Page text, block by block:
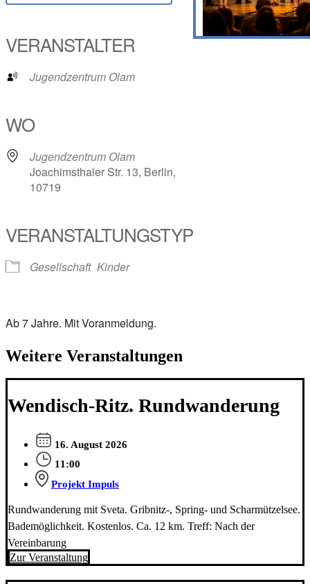
Outlook Live
VERANSTALTER
Jugendzentrum Olam
WO
Jugendzentrum Olam
Joachimsthaler Str. 13, Berlin,
10719
VERANSTALTUNGSTYP
Gesellschaft Kinder
Ab 7 Jahre. Mit Voranmeldung.
Weitere Veranstaltungen
Wendisch-Ritz. Rundwanderung
16. August 2026
11:00
Projekt Impuls
Rundwanderung mit Sveta. Gribnitz-, Spring- und Scharmützelsee.
Bademöglichkeit. Kostenlos. Ca. 12 km. Treff: Nach der
Vereinbarung
Zur Veranstaltung